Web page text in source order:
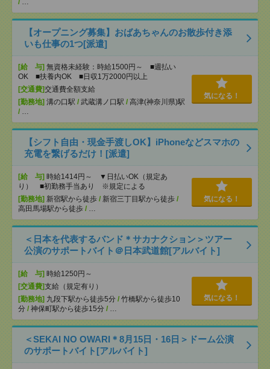
/ …
【オープニング募集】おばあちゃんのお散歩付き添
いも仕事の1つ[派遣]
[給 与] 無資格未経験：時給1500円～ ■週払い
OK ■扶養内OK ■日収1万2000円以上
[交通費]交通費全額支給
[勤務地] 溝の口駅 / 武蔵溝ノ口駅 / 高津(神奈川県)駅
/ …
気になる！
【シフト自由・現金手渡しOK】iPhoneなどスマホの
充電を繋げるだけ！[派遣]
[給 与] 時給1414円～ ▼日払いOK（規定あ
り） ■初勤務手当あり ※規定による
[勤務地] 新宿駅から徒歩 / 新宿三丁目駅から徒歩 /
高田馬場駅から徒歩 / …
気になる！
＜日本を代表するバンド＊サカナクション＞ツアー
公演のサポートバイト＠日本武道館[アルバイト]
[給 与] 時給1250円～
[交通費]支給（規定有り）
[勤務地] 九段下駅から徒歩5分 / 竹橋駅から徒歩10
分 / 神保町駅から徒歩15分 / …
気になる！
＜SEKAI NO OWARI＊8月15日・16日＞ドーム公演
のサポートバイト[アルバイト]